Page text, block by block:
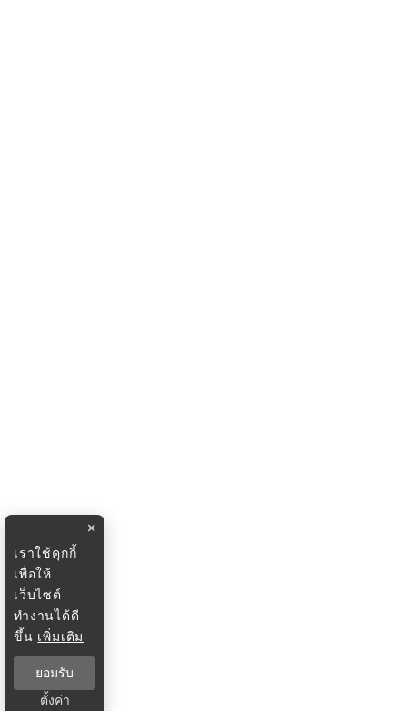
×
เราใช้คุกกี้
เพื่อให้
เว็บไซต์
ทำงานได้ดี
ขึ้น เพิ่มเติม
ยอมรับ
ตั้งค่า